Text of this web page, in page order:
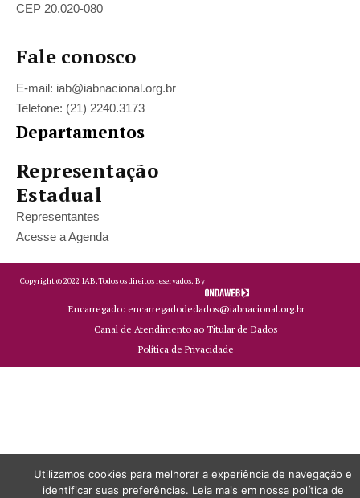
CEP 20.020-080
Fale conosco
E-mail: iab@iabnacional.org.br
Telefone: (21) 2240.3173
Departamentos
Representação
Estadual
Representantes
Acesse a Agenda
Copyright ©2022 IAB.Todos os direitos reservados. By
Encarregado: encarregadodedados@iabnacional.org.br
Canal de Atendimento ao Titular de Dados
Política de Privacidade
Utilizamos cookies para melhorar a experiência de navegação e
identificar suas preferências. Leia mais em nossa política de